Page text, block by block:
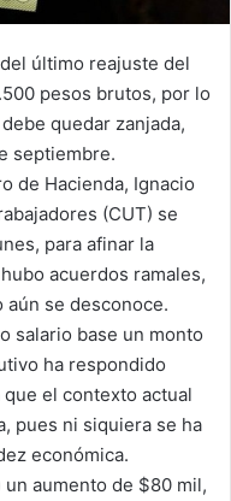
último reajuste del
pesos brutos, por lo
quedar zanjada,
septiembre.
de Hacienda, Ignacio
(CUT) se
para afinar la
acuerdos ramales,
se desconoce.
salario base un monto
ha respondido
el contexto actual
pues ni siquiera se ha
económica.
aumento de $80 mil,